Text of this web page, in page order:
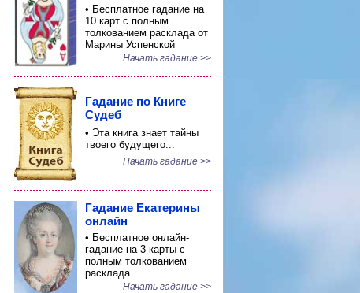
• Бесплатное гадание на
10 карт с полным
толкованием расклада от
Марины Успенской
Начать гадание >>
Гадание по Книге
Судеб
• Эта книга знает тайны
твоего будущего...
Начать гадание >>
Гадание Екатерины
онлайн
• Бесплатное онлайн-
гадание на 3 карты с
полным толкованием
расклада
Начать гадание >>